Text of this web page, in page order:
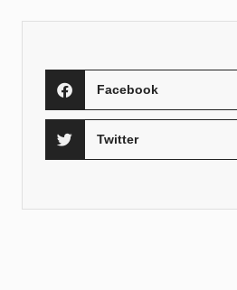
Facebook
Twitter